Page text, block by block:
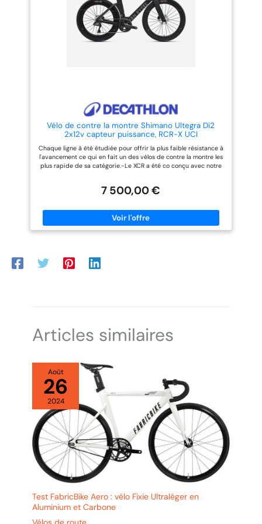
Taille M Montage tubeless
précision::Groupe Sram RED AXS
12 vitesses-Cadre: 100.0%
Carbone
démontage::Grace à sa fixation
sur plateforme, le cockpit peut
se démonter par 2 vis
poids::8,9kg en Taille M Cadre:
1490g Fourche: 490g-Cadre du
Vélo de contre la montre Shimano Ultegra Di2
2x12v capteur puissance, RCR-X UCI
Chaque ligne à été étudiée pour offrir la plus faible résistance à
l'avancement ce qui en fait un des vélos de contre la montre les
plus rapide de sa catégorie.-Le XCR a été co conçu avec notre
aérodynamisme::Développement en CFD et en soufflerie avec
fourche carbone Haut module. réglable::Multiples entretoises
pour les réglages du cockpit en hauteur et angulation.
poids::8,5kg en Taille M Cadre: 1329g Fourche: 470g facilité de
montage / démontage::Grace à sa fixation sur plateforme, le
7 500,00 €
Articles similaires
Août
26
2024
Test FabricBike Aero : vélo Fixie Ultraléger en
Aluminium et Carbone